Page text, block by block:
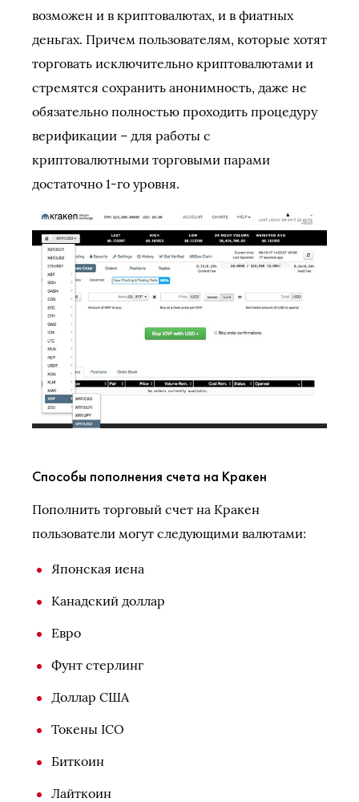
возможен и в криптовалютах, и в фиатных
деньгах. Причем пользователям, которые хотят
торговать исключительно криптовалютами и
стремятся сохранить анонимность, даже не
обязательно полностью проходить процедуру
верификации – для работы с
криптовалютными торговыми парами
достаточно 1-го уровня.
Способы пополнения счета на Кракен
Пополнить торговый счет на Кракен
пользователи могут следующими валютами:
Японская иена
Канадский доллар
Евро
Фунт стерлинг
Доллар США
Токены ICO
Биткоин
Лайткоин